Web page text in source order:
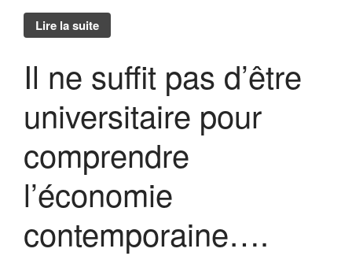
Lire la suite
Il ne suffit pas d’être
universitaire pour
comprendre
l’économie
contemporaine….